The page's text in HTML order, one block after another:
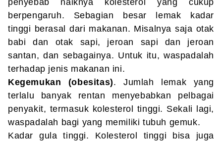
penyebab naiknya kolesterol yang cukup
berpengaruh. Sebagian besar lemak kadar
tinggi berasal dari makanan. Misalnya saja otak
babi dan otak sapi, jeroan sapi dan jeroan
santan, dan sebagainya. Untuk itu, waspadalah
terhadap jenis makanan ini.
Kegemukan (obesitas). Jumlah lemak yang
terlalu banyak rentan menyebabkan pelbagai
penyakit, termasuk kolesterol tinggi. Sekali lagi,
waspadalah bagi yang memiliki tubuh gemuk.
Kadar gula tinggi. Kolesterol tinggi bisa juga